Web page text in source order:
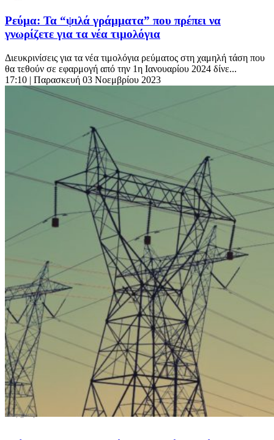
Ρεύμα: Τα “ψιλά γράμματα” που πρέπει να
γνωρίζετε για τα νέα τιμολόγια
Διευκρινίσεις για τα νέα τιμολόγια ρεύματος στη χαμηλή τάση που
θα τεθούν σε εφαρμογή από την 1η Ιανουαρίου 2024 δίνε...
17:10 | Παρασκευή 03 Νοεμβρίου 2023